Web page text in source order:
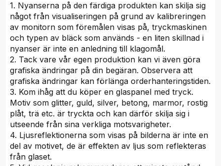
1. Nyanserna på den färdiga produkten kan skilja sig
något från visualiseringen på grund av kalibreringen
av monitorn som föremålen visas på, tryckmaskinen
och typen av bläck som används - en liten skillnad i
nyanser är inte en anledning till klagomål.
2. Tack vare vår egen produktion kan vi även göra
grafiska ändringar på din begäran. Observera att
grafiska ändringar kan förlänga orderhanteringstiden.
3. Kom ihåg att du köper en glaspanel med tryck.
Motiv som glitter, guld, silver, betong, marmor, rostig
plåt, trä etc. är tryckta och kan därför skilja sig i
utseende från sina verkliga motsvarigheter.
4. Ljusreflektionerna som visas på bilderna är inte en
del av motivet, de är effekten av ljus som reflekteras
från glaset.